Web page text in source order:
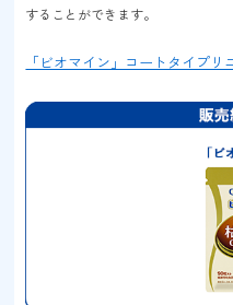
することができます。
「ビオマイン」コートタイプ